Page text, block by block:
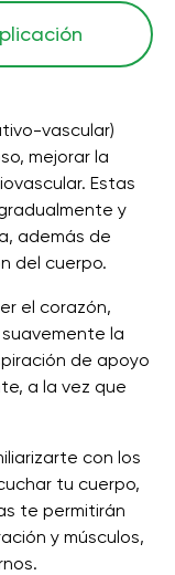
vascular)
mejorar la
Estas
y
además de
del cuerpo.
el corazón,
la
de apoyo
a la vez que
con los
tu cuerpo,
te permitirán
y músculos,